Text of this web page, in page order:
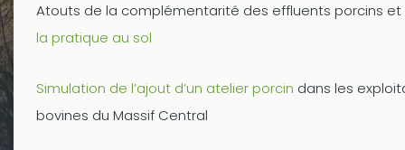
Atouts de la complémentarité des effluents porcins
la pratique au sol
Simulation de l’ajout d’un atelier porcin dans les
bovines du Massif Central